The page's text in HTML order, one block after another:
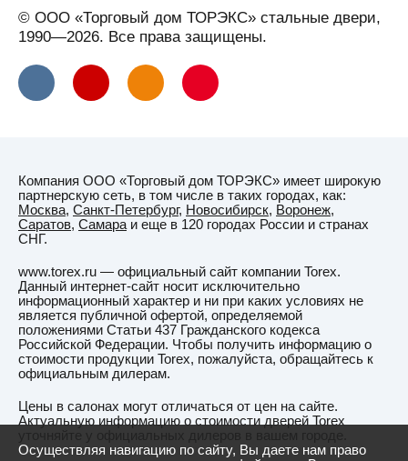
© ООО «Торговый дом ТОРЭКС» стальные двери,
1990—2026. Все права защищены.
Компания ООО «Торговый дом ТОРЭКС» имеет широкую
партнерскую сеть, в том числе в таких городах, как:
Москва, Санкт-Петербург, Новосибирск, Воронеж,
Саратов, Самараи еще в 120 городах России и странах
СНГ.
www.torex.ru — официальный сайт компании Torex.
Данный интернет-сайт носит исключительно
информационный характер и ни при каких условиях не
является публичной офертой, определяемой
положениями Статьи 437 Гражданского кодекса
Российской Федерации. Чтобы получить информацию о
стоимости продукции Torex, пожалуйста, обращайтесь к
официальным дилерам.
Цены в салонах могут отличаться от цен на сайте.
Актуальную информацию о стоимости дверей Torex
Осуществляя навигацию по сайту, Вы даете нам право